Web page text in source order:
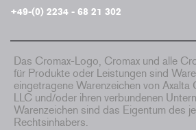
+49-(0) 2234 - 68 21 302
Das Cromax-Logo, Cromax und alle
für Produkte oder Leistungen sind
eingetragene Warenzeichen von
LLC und/oder ihren verbundenen
Warenzeichen sind das Eigentum des
Rechtsinhabers.